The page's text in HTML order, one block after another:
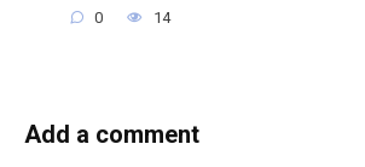
0 14
Add a comment